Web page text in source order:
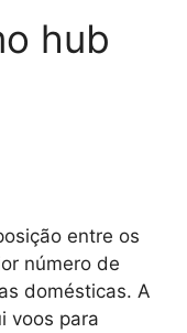
hub
entre os
número de
domésticas. A
voos para